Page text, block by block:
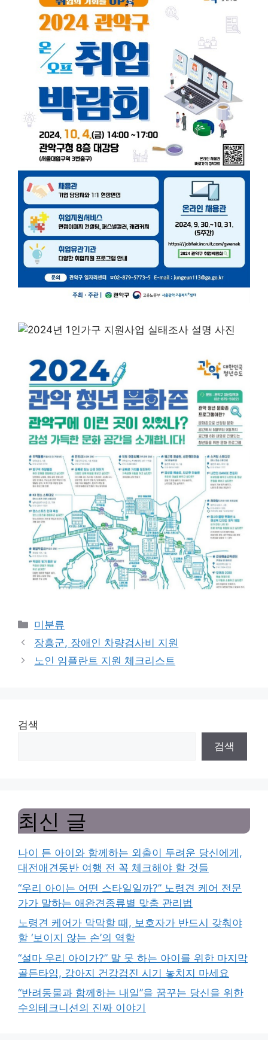
Categories
미분류
장흥군, 장애인 차량검사비 지원
노인 임플란트 지원 체크리스트
검색
검색
최신 글
나이 든 아이와 함께하는 외출이 두려운 당신에게,
대전애견동반 여행 전 꼭 체크해야 할 것들
“우리 아이는 어떤 스타일일까?” 노령견 케어 전문
가가 말하는 애완견종류별 맞춤 관리법
노령견 케어가 막막할 때, 보호자가 반드시 갖춰야
할 ‘보이지 않는 손’의 역할
“설마 우리 아이가?” 말 못 하는 아이를 위한 마지막
골든타임, 강아지 건강검진 시기 놓치지 마세요
“반려동물과 함께하는 내일”을 꿈꾸는 당신을 위한
수의테크니션의 진짜 이야기